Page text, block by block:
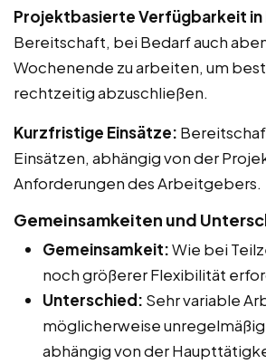
Projektbasierte Verfügbarkeit
Bereitschaft, bei Bedarf auch
Wochenende zu arbeiten, um
rechtzeitig abzuschließen.
Kurzfristige Einsätze:
Einsätzen, abhängig von der
Anforderungen des Arbeitgebers.
Gemeinsamkeiten und
Gemeinsamkeit:Wie bei
noch größerer Flexibilität
Unterschied: Sehr variable
möglicherweise
abhängig von der